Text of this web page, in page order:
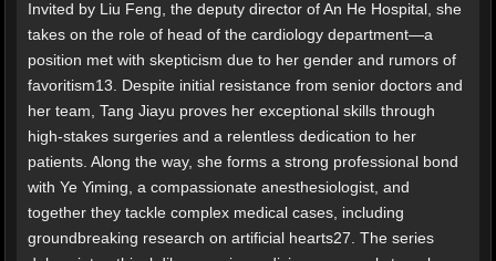
Invited by Liu Feng, the deputy director of An He Hospital, she
takes on the role of head of the cardiology department—a
position met with skepticism due to her gender and rumors of
favoritism13. Despite initial resistance from senior doctors and
her team, Tang Jiayu proves her exceptional skills through
high-stakes surgeries and a relentless dedication to her
patients. Along the way, she forms a strong professional bond
with Ye Yiming, a compassionate anesthesiologist, and
together they tackle complex medical cases, including
groundbreaking research on artificial hearts27. The series